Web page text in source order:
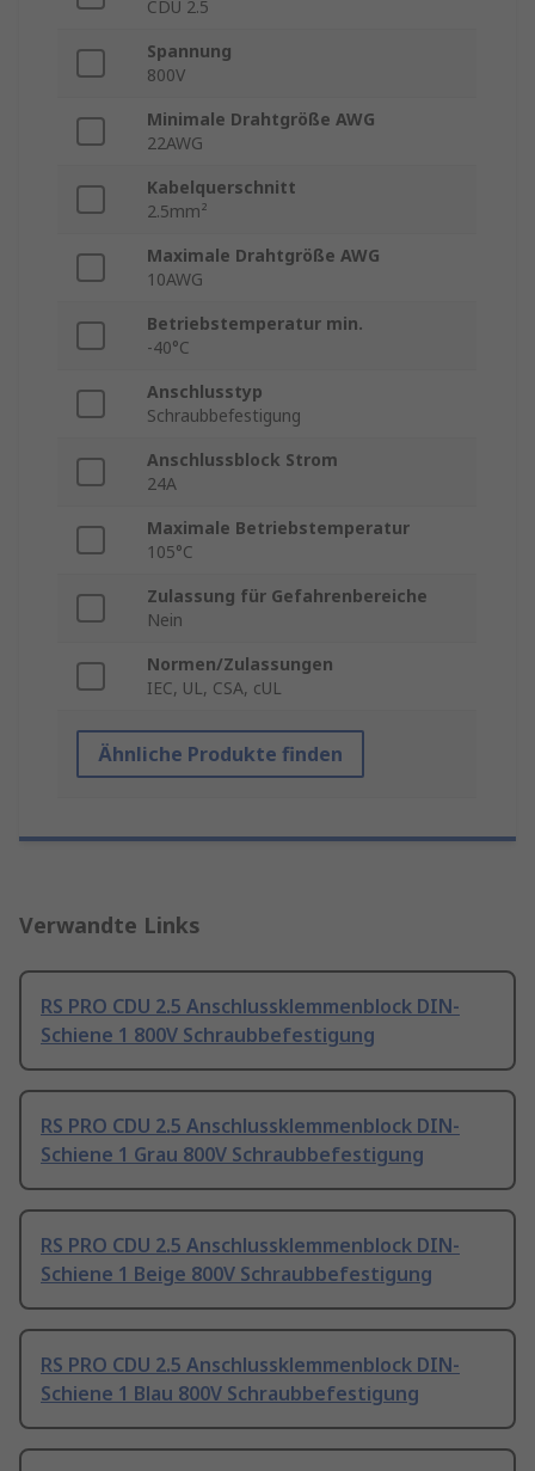
CDU 2.5
Spannung
800V
Minimale Drahtgröße AWG
22AWG
Kabelquerschnitt
2.5mm²
Maximale Drahtgröße AWG
10AWG
Betriebstemperatur min.
-40°C
Anschlusstyp
Schraubbefestigung
Anschlussblock Strom
24A
Maximale Betriebstemperatur
105°C
Zulassung für Gefahrenbereiche
Nein
Normen/Zulassungen
IEC, UL, CSA, cUL
Ähnliche Produkte finden
Verwandte Links
RS PRO CDU 2.5 Anschlussklemmenblock DIN-
Schiene 1 800V Schraubbefestigung
RS PRO CDU 2.5 Anschlussklemmenblock DIN-
Schiene 1 Grau 800V Schraubbefestigung
RS PRO CDU 2.5 Anschlussklemmenblock DIN-
Schiene 1 Beige 800V Schraubbefestigung
RS PRO CDU 2.5 Anschlussklemmenblock DIN-
Schiene 1 Blau 800V Schraubbefestigung